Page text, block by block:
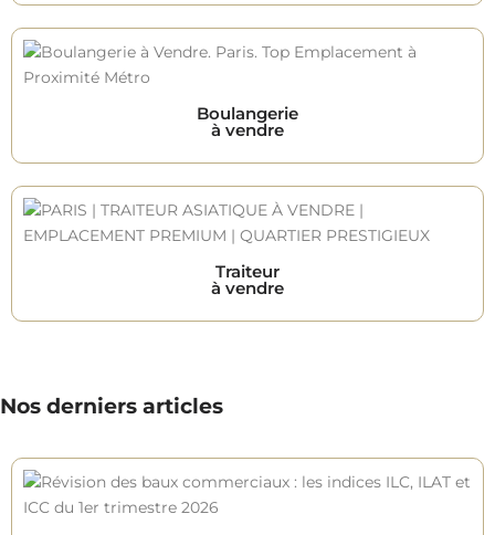
Boulangerie
à vendre
Traiteur
à vendre
Nos derniers articles